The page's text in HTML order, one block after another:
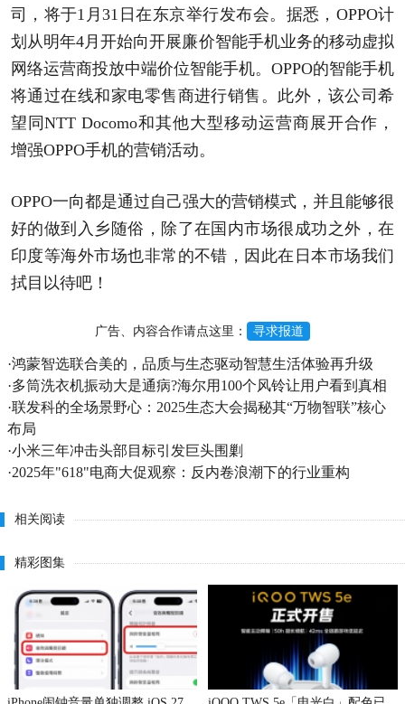
司，将于1月31日在东京举行发布会。据悉，OPPO计
划从明年4月开始向开展廉价智能手机业务的移动虚拟
网络运营商投放中端价位智能手机。OPPO的智能手机
将通过在线和家电零售商进行销售。此外，该公司希
望同NTT Docomo和其他大型移动运营商展开合作，
增强OPPO手机的营销活动。
OPPO一向都是通过自己强大的营销模式，并且能够很
好的做到入乡随俗，除了在国内市场很成功之外，在
印度等海外市场也非常的不错，因此在日本市场我们
拭目以待吧！
广告、内容合作请点这里： 寻求报道
·鸿蒙智选联合美的，品质与生态驱动智慧生活体验再升级
·多筒洗衣机振动大是通病?海尔用100个风铃让用户看到真相
·联发科的全场景野心：2025生态大会揭秘其“万物智联”核心
布局
·小米三年冲击头部目标引发巨头围剿
·2025年"618"电商大促观察：反内卷浪潮下的行业重构
相关阅读
精彩图集